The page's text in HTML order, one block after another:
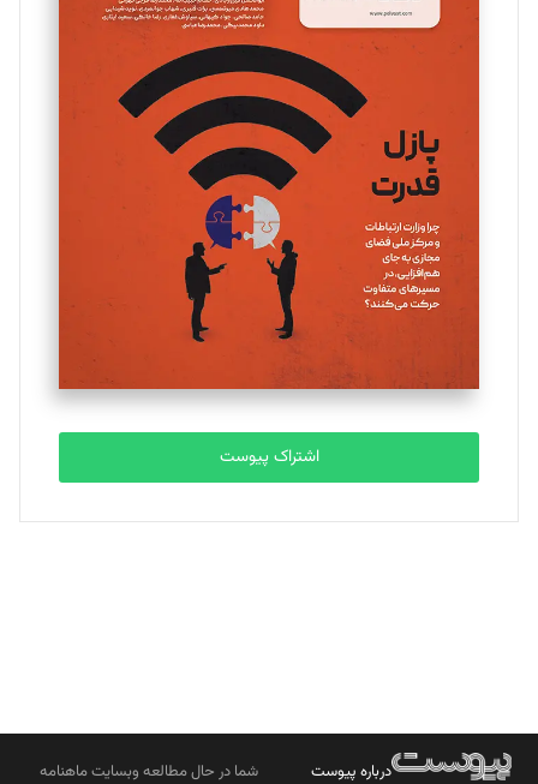
مینا پاکدل
یسنا امان‌پور
تحریریه
ملینا جعفری
تحریریه
مصطفی مسجدی آرانی
تحریریه
بابک نقاش
تحریریه
اشتراک پیوست
درباره پیوست
شما در حال مطالعه وبسایت ماهنامه